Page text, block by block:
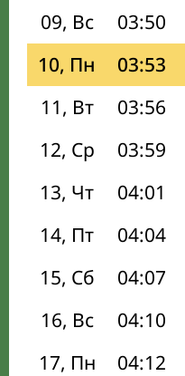
09, Вс
03:50
10, Пн
03:53
11, Вт
03:56
12, Ср
03:59
13, Чт
04:01
14, Пт
04:04
15, Сб
04:07
16, Вс
04:10
17, Пн
04:12